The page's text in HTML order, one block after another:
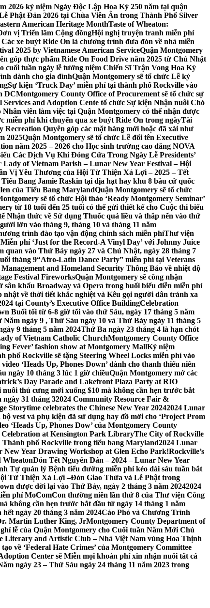
2026 kỷ niệm Ngày Độc Lập Hoa Kỳ 250 năm tại quận
Phật Đản 2026 tại Chùa Viên Ân trong Thành Phố Silver
American Heritage MonthTaste of Wheaton:
vị Triển lãm Cộng đồngHội nghị truyện tranh miễn phí
xe buýt Ride On là chương trình đưa đón về nhà miễn
2025 by Vietnamese American ServiceQuận Montgomery
góp thực phẩm Ride On Food Drive năm 2025 từ Chủ Nhật
tuần ngày lễ tưởng niệm Chiến Sĩ Trận Vong Hoa Kỳ
dành cho gia đìnhQuận Montgomery sẽ tổ chức Lễ kỷ
Sự kiện ‘Truck Day’ miễn phí tại thành phố Rockville vào
DCMontgomery County Office of Procurement sẽ tổ chức sự
and Adoption Cente tổ chức Sự kiện Nhận nuôi Chó
viên làm việc tại Quận Montgomery có thể nhận được
miễn phí khi chuyển qua xe buýt Ride On trong ngàyTài
Recreation Quyên góp các mặt hàng mới hoặc đã xài như
2025Quận Montgomery sẽ tổ chức Lễ đổi tên Executive
năm 2025 – 2026 cho Học sinh trường cao đẳng NOVA
Các Dịch Vụ Khi Đóng Cửa Trong Ngày Lễ Presidents’
Lady of Vietnam Parish – Lunar New Year Festival – Hội
Vị Yêu Thương của Hội Từ Thiện Xá Lợi – 2025 – Tết
Bang Jamie Raskin tại địa hạt hay khu 8 bầu cử quốc
của Tiểu Bang MarylandQuận Montgomery sẽ tổ chức
sẽ tổ chức Hội thảo ‘Ready Montgomery Seminar’
từ 18 tuổi đến 25 tuổi có thể gửi thiết kế cho Cuộc thi biểu
Nhận thức về Sử dụng Thuốc quá liều và thắp nến vào thứ
lớn vào tháng 9, tháng 10 và tháng 11 năm
trình đào tạo vận động chính sách miễn phíThư viện
phí ‘Just for the Record-A Vinyl Day’ với Johnny Juice
vào Thứ Bảy ngày 27 và Chủ Nhật, ngày 28 tháng 7
tháng 9“Afro-Latin Dance Party” miễn phí tại Veterans
and Homeland Security Thông Báo về nhiệt độ
Festival FireworksQuận Montgomery sẽ công nhận
sân khấu Broadway và Opera trong buổi biểu diễn miễn phí
về thời tiết khắc nghiệt và Kêu gọi người dân tránh xa
tại County’s Executive Office BuildingCelebration
Buổi tối từ 6-8 giờ tối vào thứ Sáu, ngày 17 tháng 5 năm
ngày 9 , Thứ Sáu ngày 10 và Thứ Bảy ngày 11 tháng 5
9 tháng 5 năm 2024Thứ Ba ngày 23 tháng 4 là hạn chót
of Vietnam Catholic ChurchMontgomery County Office
Fever’ fashion show at Montgomery MallKỷ niệm
phố Rockville sẽ tặng Steering Wheel Locks miễn phí vào
‘Heads Up, Phones Down’ dành cho thanh thiếu niên
ngày 10 tháng 3 lúc 1 giờ chiềuQuận Montgomery mở các
Day Parade and Lakefront Plaza Party at RIO
thú cưng mới xuống $10 mà không cần hẹn trước bắt
ngày 31 tháng 32024 Community Resource Fair &
Storytime celebrates the Chinese New Year 20242024 Lunar
vest và phụ kiện đã sử dụng hay đồ mới cho ‘Project Prom
‘Heads Up, Phones Dow’ của Montgomery County
Celebration at Kensington Park LibraryThe City of Rockville
Thành phố Rockville trong tiểu bang Maryland2024 Lunar
New Year Drawing Workshop at Glen Echo Park!Rockville’s
WheatonĐón Tết Nguyên Đán – 2024 – Lunar New Year
Tự quản lý Bệnh tiểu đường miễn phí kéo dài sáu tuần bắt
Từ Thiện Xá Lợi –Đón Giao Thừa và Lễ Phật trong
được dời lại vào Thứ Bảy, ngày 2 tháng 3 năm 20242024
phí MoComCon thường niên lần thứ 8 của Thư viện Công
không cần hẹn trước bắt đầu từ ngày 14 tháng 1 năm
ngày 20 tháng 3 năm 2024Cáo Phó và Chương Trình
Martin Luther King, JrMontgomery County Department of
lễ của Quận Montgomery cho Cuối tuần Năm Mới Chủ
Literary and Artistic Club – Nhà Việt Nam vùng Hoa Thịnh
về ‘Federal Hate Crimes’ của Montgomery Committee
Center sẽ Miễn mọi khoản phí xin nhận nuôi tất cả
ngày 23 – Thứ Sáu ngày 24 tháng 11 năm 2023 trong